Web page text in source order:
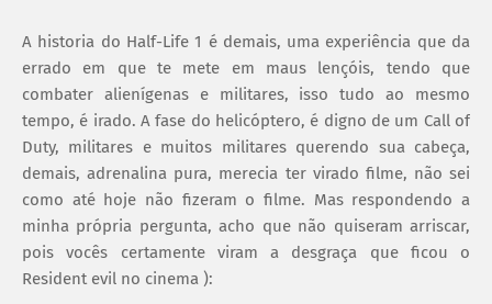
A historia do Half-Life 1 é demais, uma experiência que da
errado em que te mete em maus lençóis, tendo que
combater alienígenas e militares, isso tudo ao mesmo
tempo, é irado. A fase do helicóptero, é digno de um Call of
Duty, militares e muitos militares querendo sua cabeça,
demais, adrenalina pura, merecia ter virado filme, não sei
como até hoje não fizeram o filme. Mas respondendo a
minha própria pergunta, acho que não quiseram arriscar,
pois vocês certamente viram a desgraça que ficou o
Resident evil no cinema ):